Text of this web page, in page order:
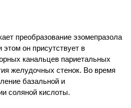
преобразование эзомепразола
этом он присутствует в
канальцев париетальных
желудочных стенок. Во время
базальной и
соляной кислоты.